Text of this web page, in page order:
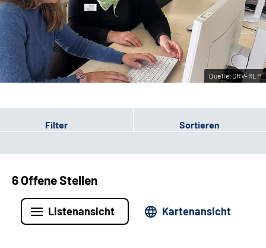
Suche
Leichte Sprache
Gebärdensprache
Quelle:DRV-RLP
Filter Sortieren
6 Offene Stellen
Listenansicht Kartenansicht